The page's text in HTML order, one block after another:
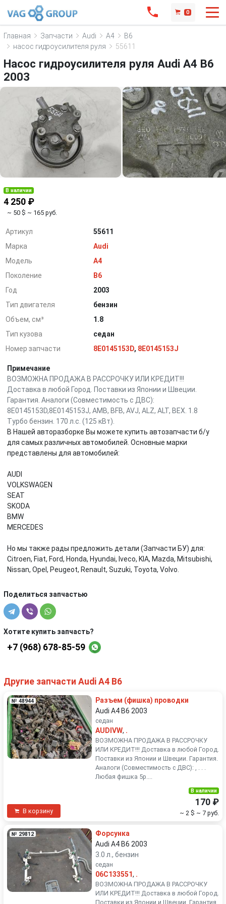
0
Главная Запчасти Audi A4
B6
насос гидроусилителя руля
55611
Насос гидроусилителя руля Audi A4 B6
2003
В наличии
4 250 ₽
~ 50 $ ~ 165 руб.
Артикул
55611
Марка
Audi
Модель
A4
Поколение
B6
Год
2003
Тип двигателя
бензин
Объем, см³
1.8
Тип кузова
седан
Номер запчасти
8E0145153D, 8E0145153J
Примечание
ВОЗМОЖНА ПРОДАЖА В РАССРОЧКУ ИЛИ КРЕДИТ!!!
Доставка в любой Город. Поставки из Японии и Швеции.
Гарантия. Аналоги (Совместимость с ДВС):
8E0145153D,8E0145153J, AMB, BFB, AVJ, ALZ, ALT, BEX. 1.8
Турбо бензин. 170 л.с. (125 кВт).
В Нашей авторазборке Вы можете купить автозапчасти б/у
для самых различных автомобилей. Основные марки
представлены для автомобилей:
AUDI
VOLKSWAGEN
SEAT
SKODA
BMW
MERCEDES
Но мы также рады предложить детали (Запчасти БУ) для:
Citroen, Fiat, Ford, Honda, Hyundai, Iveco, KIA, Mazda, Mitsubishi,
Nissan, Opel, Peugeot, Renault, Suzuki, Toyota, Volvo.
Поделиться запчастью
Хотите купить запчасть?
+7 (968) 678-85-59
Другие запчасти Audi A4 B6
№ 48944
Разъем (фишка) проводки
Audi A4 B6 2003
седан
AUDIVW, .
ВОЗМОЖНА ПРОДАЖА В РАССРОЧКУ
ИЛИ КРЕДИТ!!! Доставка в любой Город.
Поставки из Японии и Швеции. Гарантия.
Аналоги (Совместимость с ДВС): , . . .
Любая фишка 5р....
В корзину
В наличии
170 ₽
~ 2 $ ~ 7 руб.
№ 29812
Форсунка
Audi A4 B6 2003
3.0 л., бензин
седан
06C133551, .
ВОЗМОЖНА ПРОДАЖА В РАССРОЧКУ
ИЛИ КРЕДИТ!!! Доставка в любой Город.
Поставки из Японии и Швеции. Гарантия.